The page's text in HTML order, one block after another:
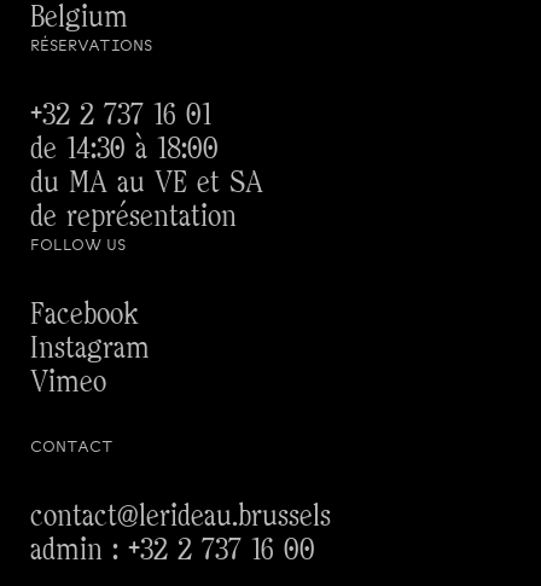
Belgium
RÉSERVATIONS
+32 2 737 16 01
de 14:30 à 18:00
du MA au VE et SA
de représentation
FOLLOW US
Facebook
Instagram
Vimeo
CONTACT
contact@lerideau.brussels
admin : +32 2 737 16 00